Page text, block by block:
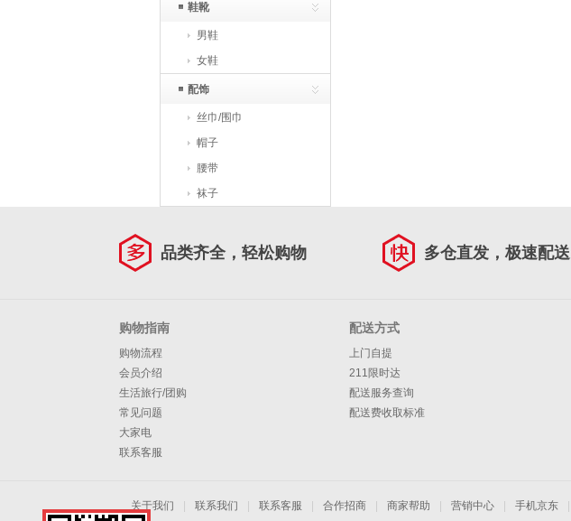
鞋靴
男鞋
女鞋
配饰
丝巾/围巾
帽子
腰带
袜子
品类齐全，轻松购物 多仓直发，极速配送
购物指南
购物流程
会员介绍
生活旅行/团购
常见问题
大家电
联系客服
配送方式
上门自提
211限时达
配送服务查询
配送费收取标准
关于我们 联系我们 联系客服 合作招商 商家帮助 营销中心 手机京东